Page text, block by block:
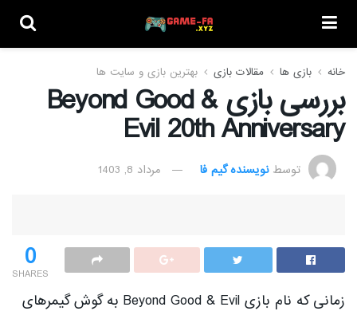
خانه بازی ها مقالات بازی بهترین بازی و سایت ها
بررسی بازی Beyond Good &
Evil 20th Anniversary
توسط نویسنده گیم فا مرداد 8, 1403
0
SHARES
زمانی که نام بازی Beyond Good & Evil به گوش گیمرهای